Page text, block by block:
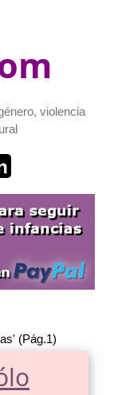
violencia
(Pág.1)